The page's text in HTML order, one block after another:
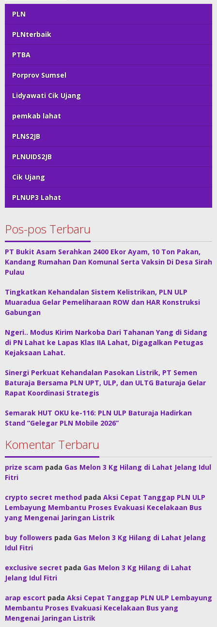
PLN
PLNterbaik
PTBA
Porprov Sumsel
Lidyawati Cik Ujang
pemkab lahat
PLNS2JB
PLNUIDS2JB
Cik Ujang
PLNUP3 Lahat
Pos-pos Terbaru
PT Bukit Asam Serahkan 2400 Ekor Ayam, 10 Ton Pakan,
Kandang Rumahan Dan Komunal Serta Vaksin Di Desa Sirah
Pulau
Tingkatkan Kehandalan Sistem Kelistrikan, PLN ULP
Muaradua Gelar Pemeliharaan ROW dan HAR Konstruksi
Gabungan
Ngeri.. Modus Kirim Narkoba Dari Tahanan Yang di Sidang
di PN Lahat ke Lapas Klas IIA Lahat, Digagalkan Petugas
Kejaksaan Lahat.
Sinergi Perkuat Kehandalan Pasokan Listrik, PT Semen
Baturaja Bersama PLN UPT, ULP, dan ULTG Baturaja Gelar
Rapat Koordinasi Strategis
Semarak HUT OKU ke-116: PLN ULP Baturaja Hadirkan
Stand “Gelegar PLN Mobile 2026”
Komentar Terbaru
prize scam pada Gas Melon 3 Kg Hilang di Lahat Jelang Idul
Fitri
crypto secret method pada Aksi Cepat Tanggap PLN ULP
Lembayung Membantu Proses Evakuasi Kecelakaan Bus
yang Mengenai Jaringan Listrik
buy followers pada Gas Melon 3 Kg Hilang di Lahat Jelang
Idul Fitri
exclusive secret pada Gas Melon 3 Kg Hilang di Lahat
Jelang Idul Fitri
arap escort pada Aksi Cepat Tanggap PLN ULP Lembayung
Membantu Proses Evakuasi Kecelakaan Bus yang
Mengenai Jaringan Listrik